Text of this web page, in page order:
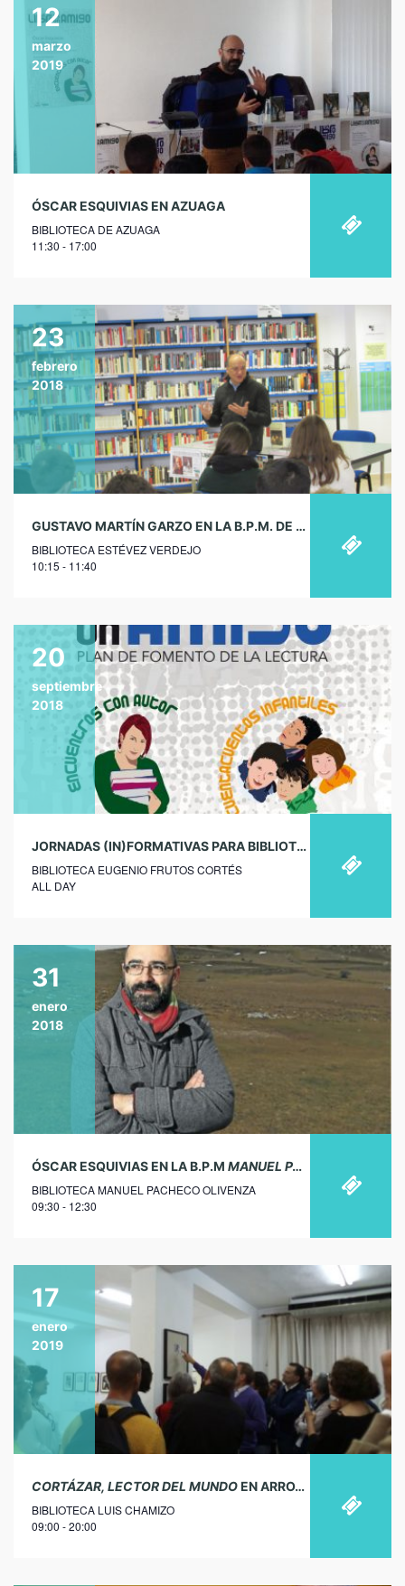
12
marzo
2019
ÓSCAR ESQUIVIAS EN AZUAGA
BIBLIOTECA DE AZUAGA
11:30 - 17:00
23
febrero
2018
GUSTAVO MARTÍN GARZO EN LA B.P.M. DE SAN VICENTE DE ALCÁNTARA
BIBLIOTECA ESTÉVEZ VERDEJO
10:15 - 11:40
20
septiembre
2018
JORNADAS (IN)FORMATIVAS PARA BIBLIOTECARIOS
BIBLIOTECA EUGENIO FRUTOS CORTÉS
ALL DAY
31
enero
2018
ÓSCAR ESQUIVIAS EN LA B.P.M MANUEL PACHECO
BIBLIOTECA MANUEL PACHECO OLIVENZA
09:30 - 12:30
17
enero
2019
CORTÁZAR, LECTOR DEL MUNDOEN ARROYO DE SAN SERVÁN
BIBLIOTECA LUIS CHAMIZO
09:00 - 20:00